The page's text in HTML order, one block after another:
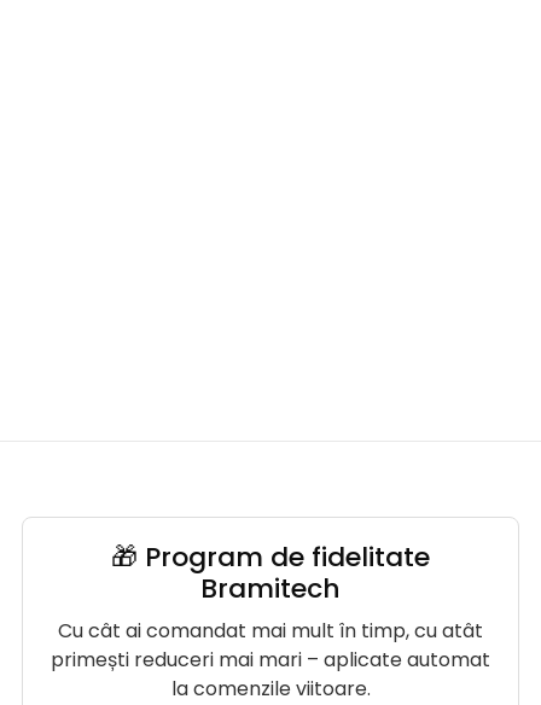
🎁 Program de fidelitate
Bramitech
Cu cât ai comandat mai mult în timp, cu atât
primești reduceri mai mari – aplicate automat
la comenzile viitoare.